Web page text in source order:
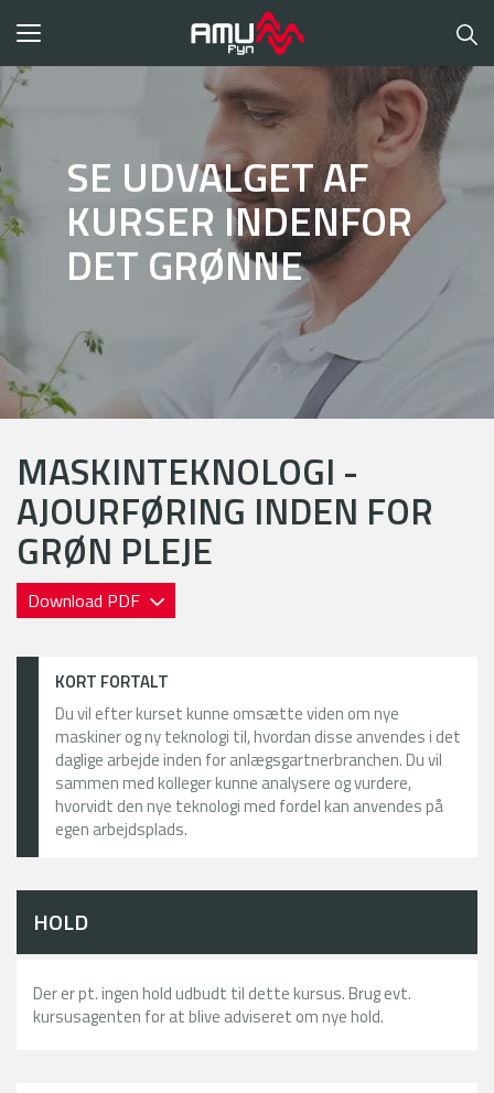
Toggle
SE UDVALGET AF
KURSER INDENFOR
DET GRØNNE
MASKINTEKNOLOGI -
AJOURFØRING INDEN FOR
GRØN PLEJE
Download PDF
KORT FORTALT
Du vil efter kurset kunne omsætte viden om nye
maskiner og ny teknologi til, hvordan disse anvendes i det
daglige arbejde inden for anlægsgartnerbranchen. Du vil
sammen med kolleger kunne analysere og vurdere,
hvorvidt den nye teknologi med fordel kan anvendes på
egen arbejdsplads.
HOLD
Der er pt. ingen hold udbudt til dette kursus. Brug evt.
kursusagenten for at blive adviseret om nye hold.